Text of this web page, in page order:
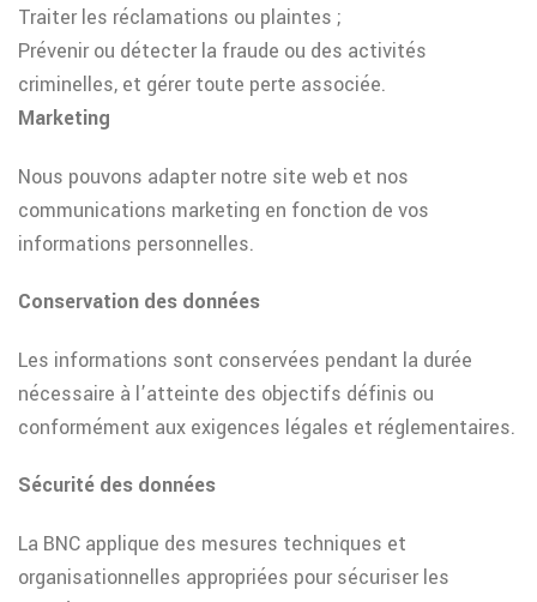
Traiter les réclamations ou plaintes ;
Prévenir ou détecter la fraude ou des activités
criminelles, et gérer toute perte associée.
Marketing
Nous pouvons adapter notre site web et nos
communications marketing en fonction de vos
informations personnelles.
Conservation des données
Les informations sont conservées pendant la durée
nécessaire à l’atteinte des objectifs définis ou
conformément aux exigences légales et réglementaires.
Sécurité des données
La BNC applique des mesures techniques et
organisationnelles appropriées pour sécuriser les